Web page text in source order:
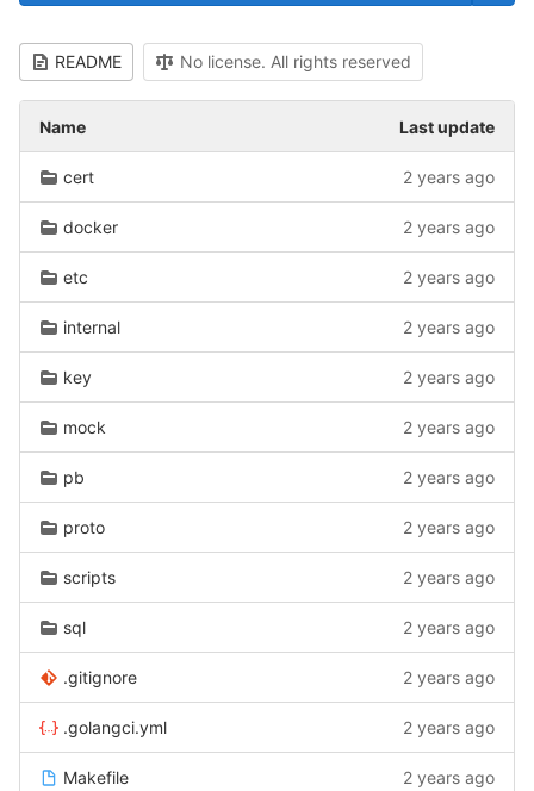
README No license. All rights reserved
Name Last update
cert 2 years ago
docker 2 years ago
etc 2 years ago
internal 2 years ago
key 2 years ago
mock 2 years ago
pb 2 years ago
proto 2 years ago
scripts 2 years ago
sql 2 years ago
.gitignore 2 years ago
.golangci.yml 2 years ago
Makefile 2 years ago